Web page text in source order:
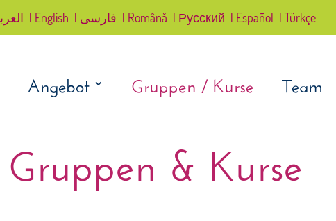
| English | فارسی | Română | Русский | Español | Türkçe
Angebot Gruppen / Kurse Team
Gruppen & Kurse